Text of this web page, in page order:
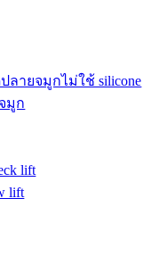
ลายจมูกไม่ใช้ silicone
มูก
lift
lift